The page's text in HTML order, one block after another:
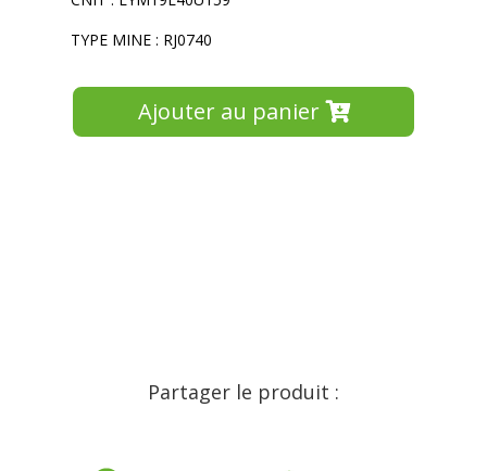
TYPE MINE : RJ0740
Ajouter au panier
Partager le produit :